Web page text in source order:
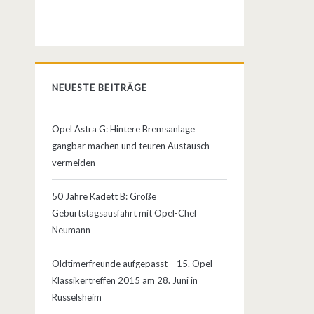
NEUESTE BEITRÄGE
Opel Astra G: Hintere Bremsanlage
gangbar machen und teuren Austausch
vermeiden
50 Jahre Kadett B: Große
Geburtstagsausfahrt mit Opel-Chef
Neumann
Oldtimerfreunde aufgepasst – 15. Opel
Klassikertreffen 2015 am 28. Juni in
Rüsselsheim